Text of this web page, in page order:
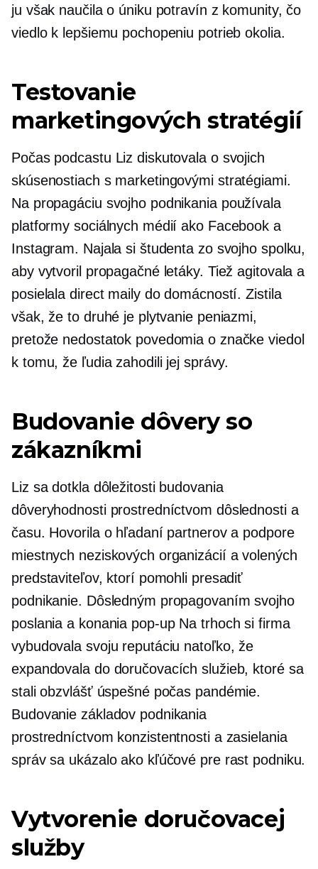
ju však naučila o úniku potravín z komunity, čo
viedlo k lepšiemu pochopeniu potrieb okolia.
Testovanie
marketingových stratégií
Počas podcastu Liz diskutovala o svojich
skúsenostiach s marketingovými stratégiami.
Na propagáciu svojho podnikania používala
platformy sociálnych médií ako Facebook a
Instagram. Najala si študenta zo svojho spolku,
aby vytvoril propagačné letáky. Tiež agitovala a
posielala direct maily do domácností. Zistila
však, že to druhé je plytvanie peniazmi,
pretože nedostatok povedomia o značke viedol
k tomu, že ľudia zahodili jej správy.
Budovanie dôvery so
zákazníkmi
Liz sa dotkla dôležitosti budovania
dôveryhodnosti prostredníctvom dôslednosti a
času. Hovorila o hľadaní partnerov a podpore
miestnych neziskových organizácií a volených
predstaviteľov, ktorí pomohli presadiť
podnikanie. Dôsledným propagovaním svojho
poslania a konania pop-upNa trhoch si firma
vybudovala svoju reputáciu natoľko, že
expandovala do doručovacích služieb, ktoré sa
stali obzvlášť úspešné počas pandémie.
Budovanie základov podnikania
prostredníctvom konzistentnosti a zasielania
správ sa ukázalo ako kľúčové pre rast podniku.
Vytvorenie doručovacej
služby